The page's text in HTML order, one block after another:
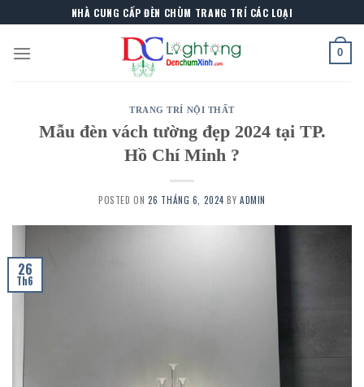
to
content
NHÀ CUNG CẤP ĐÈN CHÙM TRANG TRÍ CÁC LOẠI
0
TRANG TRÍ NỘI THẤT
Mẫu đèn vách tường đẹp 2024 tại TP.
Hồ Chí Minh ?
POSTED ON 26 THÁNG 6, 2024 BY ADMIN
26
Th6